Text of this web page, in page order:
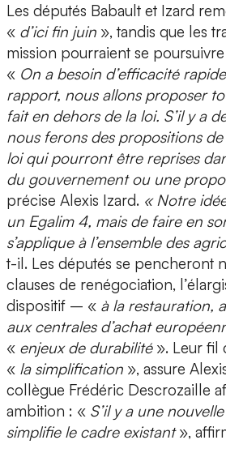
Les députés Babault et Izard
« d’ici fin juin », tandis que les
mission pourraient se
« On a besoin d’efficacité
rapport, nous allons proposer
fait en dehors de la loi. S’il y a
nous ferons des propositions
loi qui pourront être reprises
du gouvernement ou une
précise Alexis Izard. « Notre
un Egalim 4, mais de faire en
s’applique à l’ensemble des
t-il. Les députés se pencheront
clauses de renégociation,
dispositif – « à la restauration,
aux centrales d’achat
« enjeux de durabilité». Leur fil
« la simplification », assure
collègue Frédéric Descrozaille
ambition : « S’il y a une
simplifie le cadre existant»,